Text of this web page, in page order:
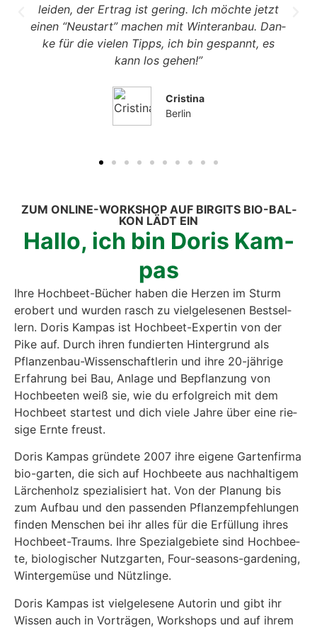
lei­den, der Ertrag ist gering. Ich möch­te jetzt
einen “Neu­start” machen mit Win­ter­an­bau. Dan­
ke für die vie­len Tipps, ich bin gespannt, es
kann los gehen!”
Cris­ti­na
Ber­lin
ZUM ONLINE-WORK­SHOP AUF BIRGITS BIO-BAL­
KON LÄDT EIN
Hal­lo, ich bin Doris Kam­
pas
Ihre Hoch­beet-Bücher haben die Her­zen im Sturm
erobert und wur­den rasch zu viel­ge­le­se­nen Best­sel­
lern. Doris Kam­pas ist Hoch­beet-Exper­tin von der
Pike auf. Durch ihren fun­dier­ten Hin­ter­grund als
Pflan­zen­bau-Wis­sen­schaft­le­rin und ihre 20-jäh­ri­ge
Erfah­rung bei Bau, Anla­ge und Bepflan­zung von
Hoch­bee­ten weiß sie, wie du erfolg­reich mit dem
Hoch­beet star­test und dich vie­le Jah­re über eine rie­
si­ge Ern­te freust.
Doris Kam­pas grün­de­te 2007 ihre eige­ne Gar­ten­fir­ma
bio-gar­ten, die sich auf Hoch­bee­te aus nach­hal­ti­gem
Lär­chen­holz spe­zia­li­siert hat. Von der Pla­nung bis
zum Auf­bau und den pas­sen­den Pflanz­emp­feh­lun­gen
fin­den Men­schen bei ihr alles für die Erfül­lung ihres
Hoch­beet-Traums. Ihre Spe­zi­al­ge­bie­te sind Hoch­bee­
te, bio­lo­gi­scher Nutz­gar­ten, Four-sea­sons-gar­dening,
Win­ter­ge­mü­se und Nütz­lin­ge.
Doris Kam­pas ist viel­ge­le­se­ne Autorin und gibt ihr
Wis­sen auch in Vor­trä­gen, Work­shops und auf ihrem